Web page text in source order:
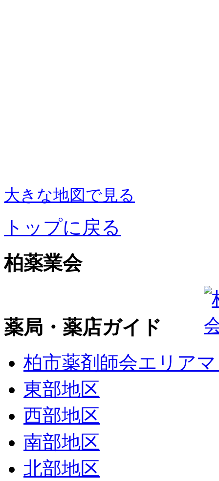
大きな地図で見る
トップに戻る
柏薬業会
薬局・薬店ガイド
柏市薬剤師会エリア
東部地区
西部地区
南部地区
北部地区